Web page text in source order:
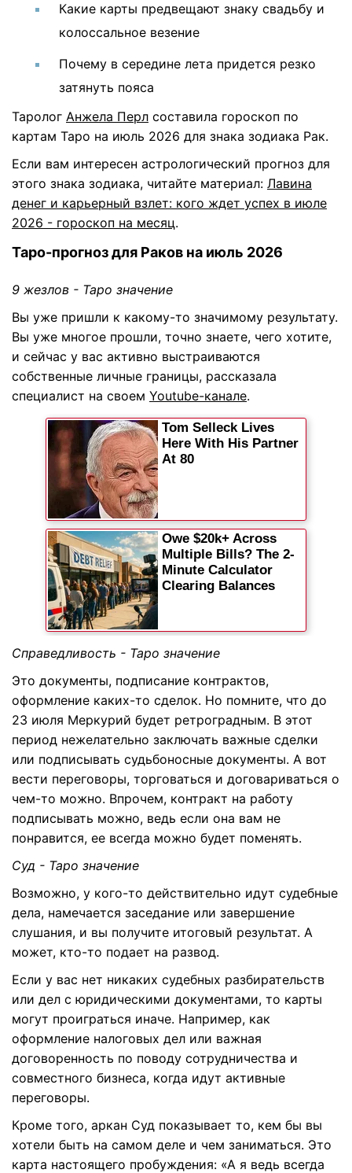
Какие карты предвещают знаку свадьбу и
колоссальное везение
Почему в середине лета придется резко
затянуть пояса
Таролог Анжела Перл составила гороскоп по
картам Таро на июль 2026 для знака зодиака Рак.
Если вам интересен астрологический прогноз для
этого знака зодиака, читайте материал: Лавина
денег и карьерный взлет: кого ждет успех в июле
2026 - гороскоп на месяц.
Таро-прогноз для Раков на июль 2026
9 жезлов - Таро значение
Вы уже пришли к какому-то значимому результату.
Вы уже многое прошли, точно знаете, чего хотите,
и сейчас у вас активно выстраиваются
собственные личные границы, рассказала
специалист на своем Youtube-канале.
Справедливость - Таро значение
Это документы, подписание контрактов,
оформление каких-то сделок. Но помните, что до
23 июля Меркурий будет ретроградным. В этот
период нежелательно заключать важные сделки
или подписывать судьбоносные документы. А вот
вести переговоры, торговаться и договариваться о
чем-то можно. Впрочем, контракт на работу
подписывать можно, ведь если она вам не
понравится, ее всегда можно будет поменять.
Суд - Таро значение
Возможно, у кого-то действительно идут судебные
дела, намечается заседание или завершение
слушания, и вы получите итоговый результат. А
может, кто-то подает на развод.
Если у вас нет никаких судебных разбирательств
или дел с юридическими документами, то карты
могут проиграться иначе. Например, как
оформление налоговых дел или важная
договоренность по поводу сотрудничества и
совместного бизнеса, когда идут активные
переговоры.
Кроме того, аркан Суд показывает то, кем бы вы
хотели быть на самом деле и чем заниматься. Это
карта настоящего пробуждения: «А я ведь всегда